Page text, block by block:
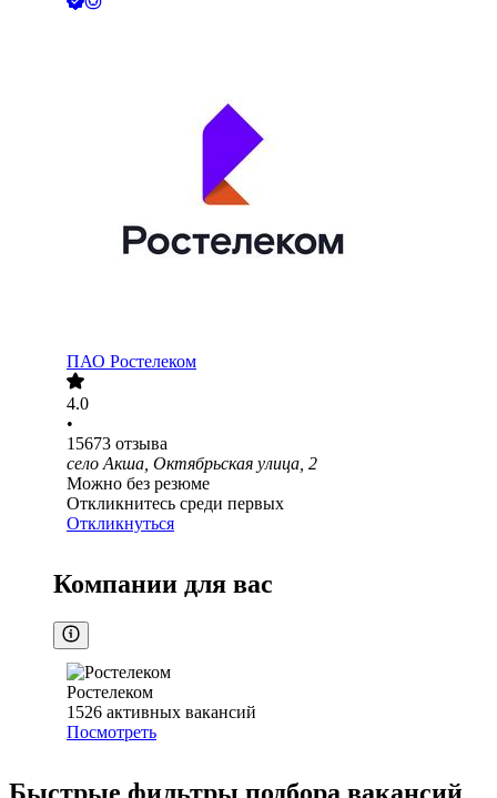
ПАО Ростелеком
4.0
•
15673 отзыва
село Акша, Октябрьская улица, 2
Можно без резюме
Откликнитесь среди первых
Откликнуться
Компании для вас
Ростелеком
1526 активных вакансий
Посмотреть